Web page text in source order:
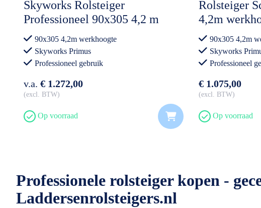
Skyworks Rolsteiger
Professioneel 90x305 4,2 m
werkhoogte Enkele
Voorloopleuning
90x305 4,2m werkhoogte
Skyworks Primus
Professioneel gebruik
v.a. € 1.272,00
excl. BTW
Op voorraad
Rolsteiger
4,2m
90x305 4,2m
Skyworks
Professioneel
€ 1.075,00
excl. BTW
Op voorraad
Professionele rolsteiger kopen -
Laddersenrolsteigers.nl